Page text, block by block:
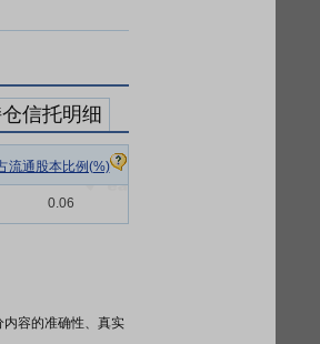
信托明细
流通股本比例(%)
0.06
容的准确性、真实